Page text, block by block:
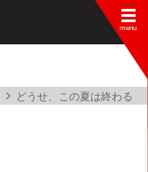
どうせ、この夏は終わる